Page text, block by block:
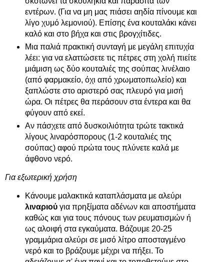
εντέρων. (Για να μη μας πιάσει αηδία πίνουμε και
λίγο χυμό λεμονιού). Επίσης ένα κουταλάκι κάνει
καλό και στο βήχα και στις βρογχίτιδες.
Μια παλιά πρακτική συνταγή με μεγάλη επιτυχία
λέει: για να ελαττώσετε τις πέτρες στη χολή πιείτε
μιάμιση ως δύο κουταλιές της σούπας λινέλαιο
(από φαρμακείο, όχι από χρωματοπωλείο) και
ξαπλώστε στο αριστερό σας πλευρό για μισή
ώρα. Οι πέτρες θα περάσουν στα έντερα και θα
φύγουν από εκεί.
Αν πάσχετε από δυσκοιλιότητα τρώτε τακτικά
λίγους λιναρόσπορους (1-2 κουταλιές της
σούπας) αφού πρώτα τους πλύνετε καλά με
άφθονο νερό.
Για εξωτερική χρήση
Κάνουμε μαλακτικά καταπλάσματα με αλεύρι
λιναριούγια πρηξίματα αδένων και αποστήματα
καθώς και για τους πόνους των ρευματισμών ή
ως αλοιφή στα εγκαύματα. Βάζουμε 20-25
γραμμάρια αλεύρι σε μισό λίτρο αποσταγμένο
νερό και το βράζουμε μέχρι να πήξει. Το